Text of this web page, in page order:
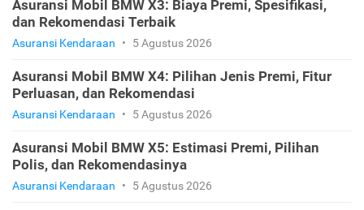
Asuransi Mobil BMW X3: Biaya Premi, Spesifikasi,
dan Rekomendasi Terbaik
Asuransi Kendaraan • 5 Agustus 2026
Asuransi Mobil BMW X4: Pilihan Jenis Premi, Fitur
Perluasan, dan Rekomendasi
Asuransi Kendaraan • 5 Agustus 2026
Asuransi Mobil BMW X5: Estimasi Premi, Pilihan
Polis, dan Rekomendasinya
Asuransi Kendaraan • 5 Agustus 2026